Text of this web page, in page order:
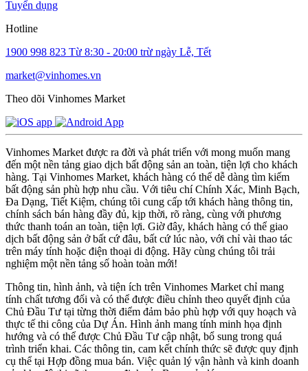
Tuyển dụng
Hotline
1900 998 823 Từ 8:30 - 20:00 trừ ngày Lễ, Tết
market@vinhomes.vn
Theo dõi Vinhomes Market
Vinhomes Market được ra đời và phát triển với mong muốn mang
đến một nền tảng giao dịch bất động sản an toàn, tiện lợi cho khách
hàng. Tại Vinhomes Market, khách hàng có thể dễ dàng tìm kiếm
bất động sản phù hợp nhu cầu. Với tiêu chí Chính Xác, Minh Bạch,
Đa Dạng, Tiết Kiệm, chúng tôi cung cấp tới khách hàng thông tin,
chính sách bán hàng đầy đủ, kịp thời, rõ ràng, cùng với phương
thức thanh toán an toàn, tiện lợi. Giờ đây, khách hàng có thể giao
dịch bất động sản ở bất cứ đâu, bất cứ lúc nào, với chỉ vài thao tác
trên máy tính hoặc điện thoại di động. Hãy cùng chúng tôi trải
nghiệm một nền tảng số hoàn toàn mới!
Thông tin, hình ảnh, và tiện ích trên Vinhomes Market chỉ mang
tính chất tương đối và có thể được điều chỉnh theo quyết định của
Chủ Đầu Tư tại từng thời điểm đảm bảo phù hợp với quy hoạch và
thực tế thi công của Dự Án. Hình ảnh mang tính minh họa định
hướng và có thể được Chủ Đầu Tư cập nhật, bổ sung trong quá
trình triển khai. Các thông tin, cam kết chính thức sẽ được quy định
cụ thể tại Hợp đồng mua bán. Việc quản lý vận hành và kinh doanh